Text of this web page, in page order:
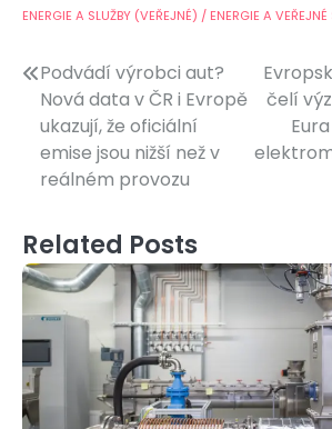
ENERGIE A SLUŽBY (VEŘEJNÉ) / ENERGIE A VEŘEJNÉ
Navigace
pro
příspěvek
Podvádí výrobci aut?
Nová data v ČR i Evropě
ukazují, že oficiální
emise jsou nižší než v
reálném provozu
čelí
Related Posts